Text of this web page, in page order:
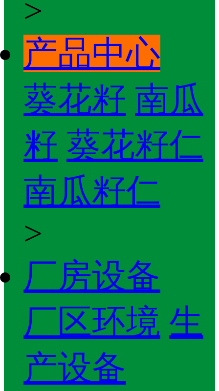
>
产品中心
葵花籽 南瓜
籽 葵花籽仁
南瓜籽仁
>
厂房设备
厂区环境 生
产设备